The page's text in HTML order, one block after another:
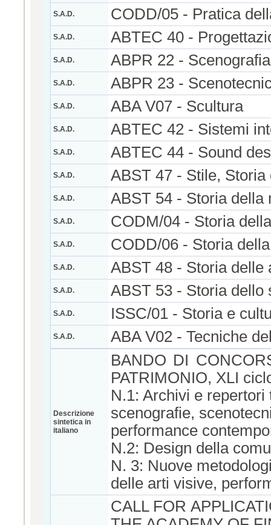
S.A.D. CODD/05 - Pratica
S.A.D. ABTEC 40 -
S.A.D. ABPR 22 - Scenografia
S.A.D. ABPR 23 -
S.A.D. ABA V07 - Scultura
S.A.D. ABTEC 42 - Sistemi
S.A.D. ABTEC 44 - Sound
S.A.D. ABST 47 - Stile,
S.A.D. ABST 54 - Storia della
S.A.D. CODM/04 - Storia
S.A.D. CODD/06 - Storia
S.A.D. ABST 48 - Storia delle
S.A.D. ABST 53 - Storia dello
S.A.D. ISSC/01 - Storia e
S.A.D. ABA V02 - Tecniche
Descrizione
sintetica in
italiano
BANDO DI
PATRIMONIO, XLI
N.1: Archivi e
scenografie,
performance
N.2: Design della
N. 3: Nuove
delle arti visive,
CALL FOR